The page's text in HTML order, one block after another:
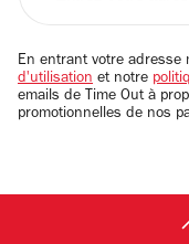
email
En entrant votre adresse
d'utilisation et notre
emails de Time Out à
promotionnelles de nos